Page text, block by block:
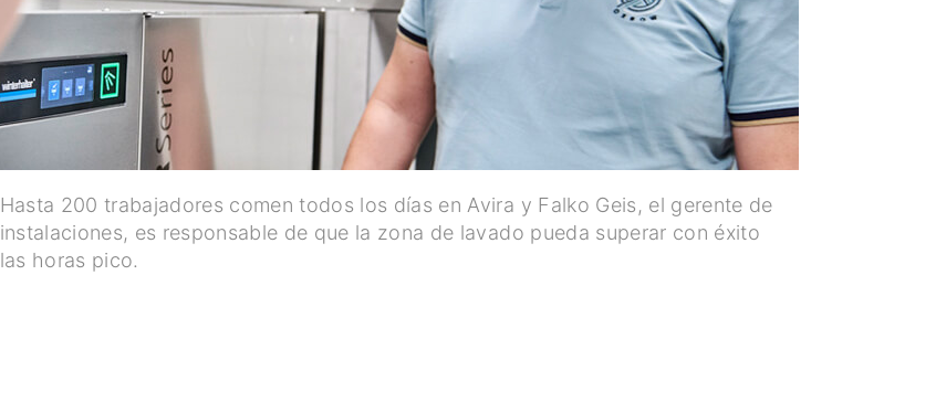
Hasta 200 trabajadores comen todos los días en Avira y Falko Geis, el gerente de
instalaciones, es responsable de que la zona de lavado pueda superar con éxito
las horas pico.